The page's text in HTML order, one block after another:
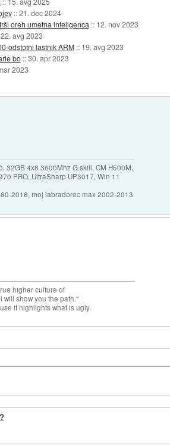
::21. dec 2024
oreh umetna inteligenca :: 12. nov 2023
22. avg 2023
odstotni lastnik ARM :: 19. avg 2023
bo ::30. apr 2023
2023
32GB 4x8 3600Mhz G.skill, CM H500M,
PRO, UltraSharp UP3017, Win 11
2016, moj labradorec max 2002-2013
higher culture of
will show you the path."
it highlights what is ugly.